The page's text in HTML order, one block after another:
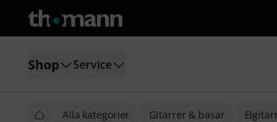
Shop Service
Alla kategorier Gitarrer & basar